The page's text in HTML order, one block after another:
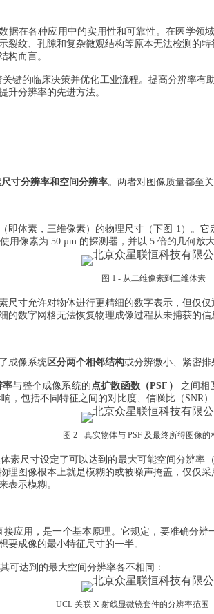
在各种应用中的实用性和可靠性。在医学
纹、孔隙和复杂微观结构等原本无法检测的
构而言。
键的临床决策并优化工业流程。提高分辨率
升分辨率的先进方法。
寸分辨率和空间分辨率。两者对图像质量都至
体素，三维像素）的物理尺寸（下图 1）。
像素为 50 µm 的探测器，并以 5 倍的几何放
图 1 - 从二维像素到三维体素
尺寸允许对物体进行更精细的数字表示，但仅
数字网格无法恢复物理成像过程从未捕获的信
成像系统区分两个相邻结构或分辨微小、紧密排
率与整个成像系统的点扩散函数（PSF）
之间相
包括不同特征之间的对比度、信噪比（SNR）
图 2 - 真实物体与 PSF 及最终所得图像的
素尺寸设定了可以达到的最大可能空间分辨
理图像根本上就是模糊的或被噪声掩盖，仅仅
表示模糊。
应用，是一个基本原理。它规定，要准确分
要成像的最小特征尺寸的一半。
可达到的最大空间分辨率各不相同：
UCL 关联 X 射线显微镜套件的分辨率范围